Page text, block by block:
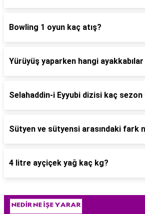
Bowling 1 oyun kaç atış?
Yürüyüş yaparken hangi
Selahaddin-i Eyyubi dizisi kaç
Sütyen ve sütyensi arasındaki fark
4 litre ayçiçek yağ kaç kg?